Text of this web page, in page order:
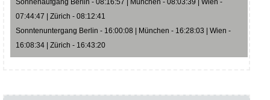
07:44:47 | Zürich - 08:12:41
Sonntenuntergang Berlin - 16:00:08 | München - 16:28:03 | Wien -
16:08:34 | Zürich - 16:43:20